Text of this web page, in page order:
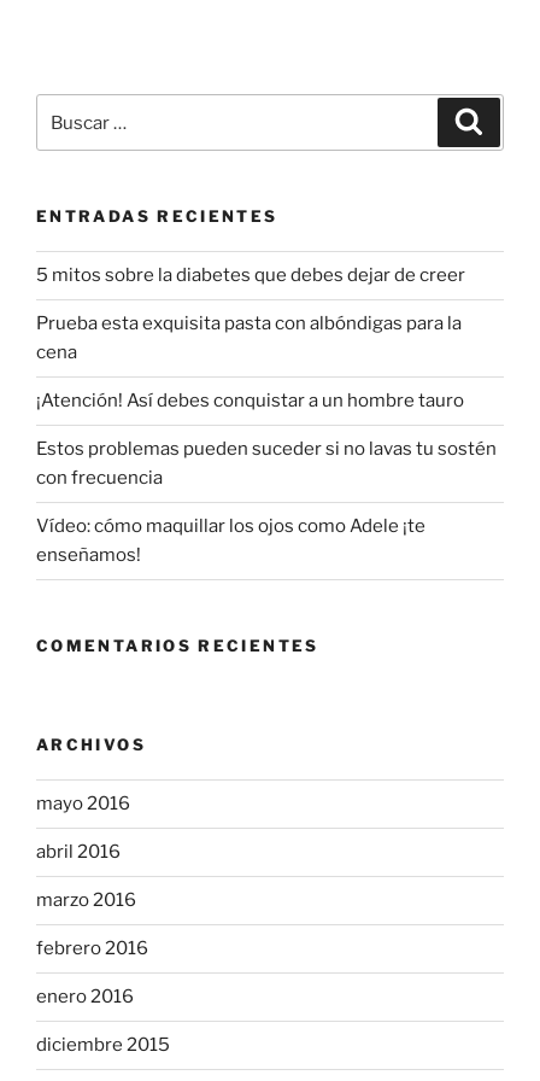
por:
ENTRADAS RECIENTES
5 mitos sobre la diabetes que debes dejar de creer
Prueba esta exquisita pasta con albóndigas para la
cena
¡Atención! Así debes conquistar a un hombre tauro
Estos problemas pueden suceder si no lavas tu sostén
con frecuencia
Vídeo: cómo maquillar los ojos como Adele ¡te
enseñamos!
COMENTARIOS RECIENTES
ARCHIVOS
mayo 2016
abril 2016
marzo 2016
febrero 2016
enero 2016
diciembre 2015